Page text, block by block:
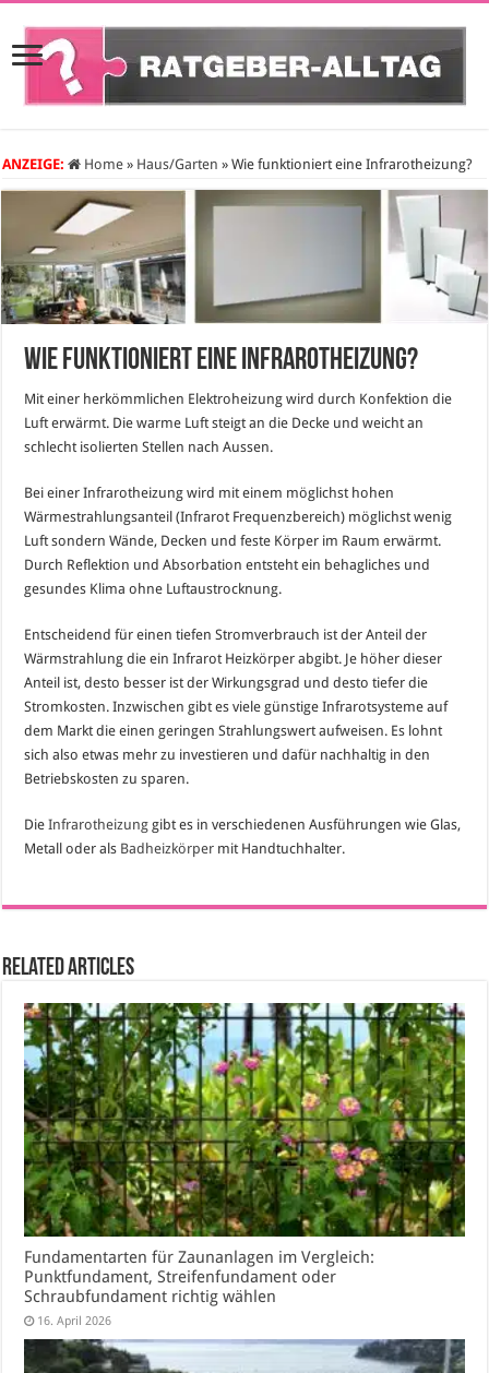
ANZEIGE: Home » Haus/Garten » Wie funktioniert eine Infrarotheizung?
Wie funktioniert eine Infrarotheizung?
Mit einer herkömmlichen Elektroheizung wird durch Konfektion die
Luft erwärmt. Die warme Luft steigt an die Decke und weicht an
schlecht isolierten Stellen nach Aussen.
Bei einer Infrarotheizung wird mit einem möglichst hohen
Wärmestrahlungsanteil (Infrarot Frequenzbereich) möglichst wenig
Luft sondern Wände, Decken und feste Körper im Raum erwärmt.
Durch Reflektion und Absorbation entsteht ein behagliches und
gesundes Klima ohne Luftaustrocknung.
Entscheidend für einen tiefen Stromverbrauch ist der Anteil der
Wärmstrahlung die ein Infrarot Heizkörper abgibt. Je höher dieser
Anteil ist, desto besser ist der Wirkungsgrad und desto tiefer die
Stromkosten. Inzwischen gibt es viele günstige Infrarotsysteme auf
dem Markt die einen geringen Strahlungswert aufweisen. Es lohnt
sich also etwas mehr zu investieren und dafür nachhaltig in den
Betriebskosten zu sparen.
DieInfrarotheizung gibt es in verschiedenen Ausführungen wie Glas,
Metall oder als Badheizkörper mit Handtuchhalter.
Related Articles
Fundamentarten für Zaunanlagen im Vergleich:
Punktfundament, Streifenfundament oder
Schraubfundament richtig wählen
16. April 2026